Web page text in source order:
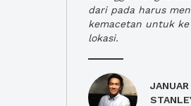
dari pada harus
kemacetan untuk
lokasi.
JANUAR